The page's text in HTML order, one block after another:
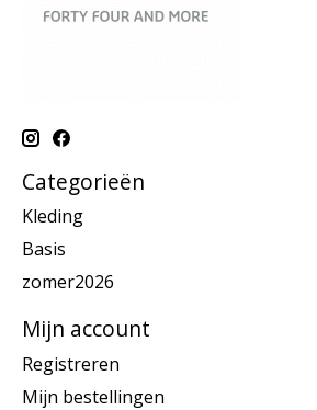
Categorieën
Kleding
Basis
zomer2026
Mijn account
Registreren
Mijn bestellingen